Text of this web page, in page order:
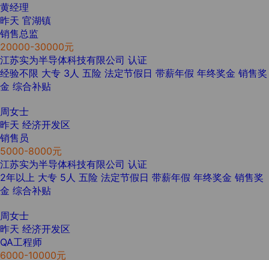
黄经理
昨天 官湖镇
销售总监
20000-30000元
江苏实为半导体科技有限公司 认证
经验不限 大专 3人 五险 法定节假日 带薪年假 年终奖金 销售奖
金 综合补贴
周女士
昨天 经济开发区
销售员
5000-8000元
江苏实为半导体科技有限公司 认证
2年以上 大专 5人 五险 法定节假日 带薪年假 年终奖金 销售奖
金 综合补贴
周女士
昨天 经济开发区
QA工程师
6000-10000元